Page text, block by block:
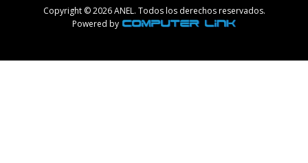
Copyright © 2026 ANEL. Todos los derechos reservados.
Powered by